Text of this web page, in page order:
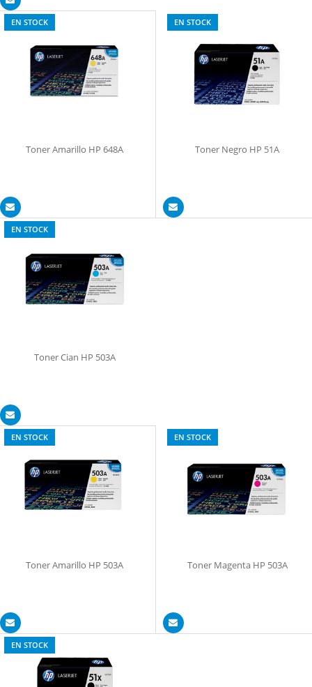
EN STOCK
Toner Amarillo HP 648A
EN STOCK
Toner Negro HP 51A
EN STOCK
Toner Cian HP 503A
EN STOCK
Toner Amarillo HP 503A
EN STOCK
Toner Magenta HP 503A
EN STOCK